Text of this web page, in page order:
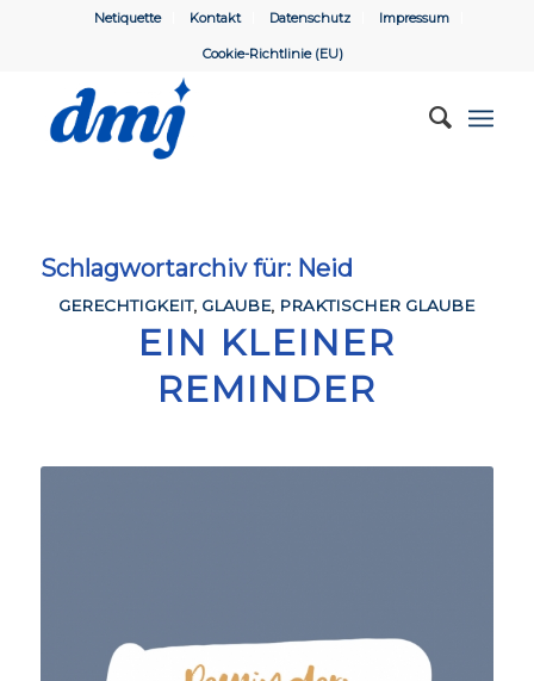
Netiquette Kontakt Datenschutz Impressum
Cookie-Richtlinie (EU)
Schlagwortarchiv für: Neid
GERECHTIGKEIT, GLAUBE, PRAKTISCHER GLAUBE
EIN KLEINER
REMINDER